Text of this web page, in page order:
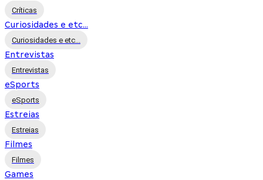
Críticas
Curiosidades e etc...
Curiosidades e etc...
Entrevistas
Entrevistas
eSports
eSports
Estreias
Estreias
Filmes
Filmes
Games